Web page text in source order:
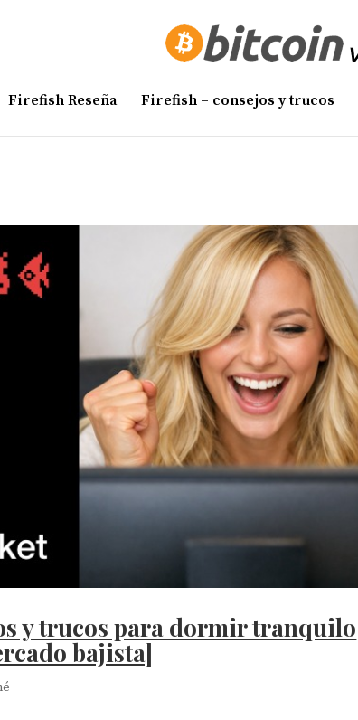
Firefish Reseña Firefish – consejos y trucos
y trucos para dormir tranquilo
bajista]